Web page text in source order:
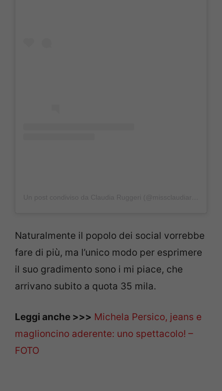
Naturalmente il popolo dei social vorrebbe
fare di più, ma l’unico modo per esprimere
il suo gradimento sono i mi piace, che
arrivano subito a quota 35 mila.
Leggi anche >>> Michela Persico, jeans e
maglioncino aderente: uno spettacolo! –
FOTO